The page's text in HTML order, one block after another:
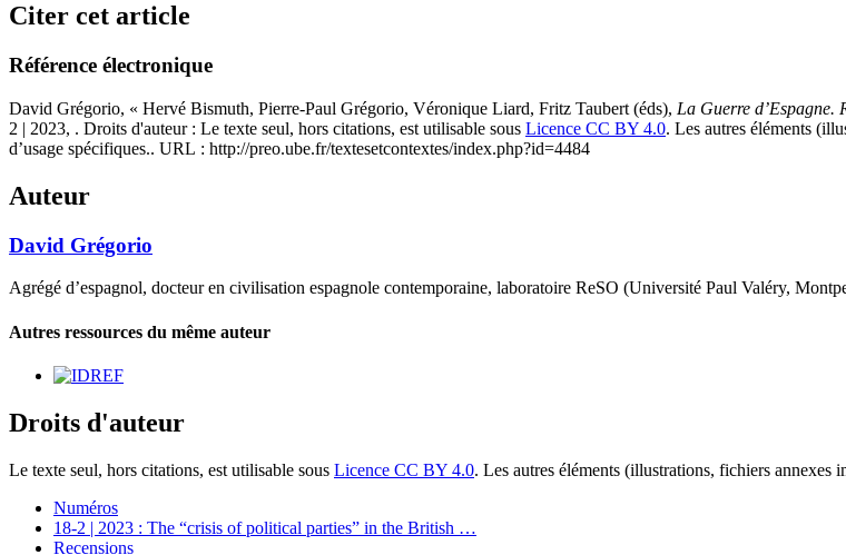
Citer cet article
Référence électronique
David Grégorio, « Hervé Bismuth, Pierre-Paul Grégorio, Véronique Liard, Fritz Taubert (éds), La Guerre d’Espagne.
2 | 2023, . Droits d'auteur : Le texte seul, hors citations, est utilisable sous Licence CC BY 4.0. Les autres éléments
d’usage spécifiques.. URL : http://preo.ube.fr/textesetcontextes/index.php?id=4484
Auteur
David Grégorio
Agrégé d’espagnol, docteur en civilisation espagnole contemporaine, laboratoire ReSO (Université Paul Valéry,
Autres ressources du même auteur
Droits d'auteur
Le texte seul, hors citations, est utilisable sous Licence CC BY 4.0. Les autres éléments (illustrations, fichiers annexes
Numéros
18-2 | 2023 : The “crisis of political parties” in the British …
Recensions